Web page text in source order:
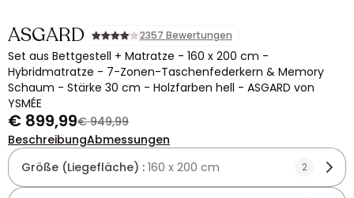
ASGARD 2357 Bewertungen
Set aus Bettgestell + Matratze - 160 x 200 cm -
Hybridmatratze - 7-Zonen-Taschenfederkern & Memory
Schaum - Stärke 30 cm - Holzfarben hell - ASGARD von
YSMÉE
€ 899,99€ 949,99
BeschreibungAbmessungen
Größe (Liegefläche) : 160 x 200 cm 2